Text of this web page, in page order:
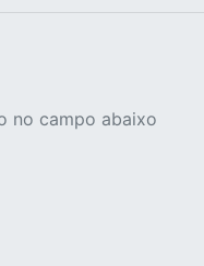
no campo abaixo